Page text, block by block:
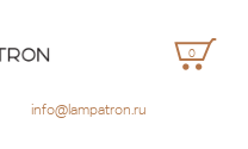
0
info@lampatron.ru